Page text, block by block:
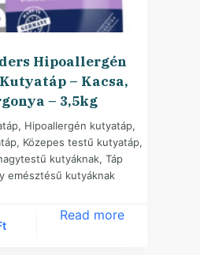
Hipoallergén
– Kacsa,
– 3,5kg
, Hipoallergén kutyatáp,
, Közepes testű kutyatáp,
kutyáknak,Táp
emésztésű kutyáknak
Read more